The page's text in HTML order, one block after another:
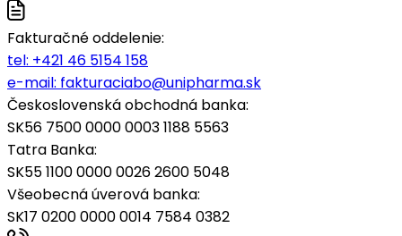
Fakturačné oddelenie:
tel: +421 46 5154 158
e-mail: fakturaciabo@unipharma.sk
Československá obchodná banka:
SK56 7500 0000 0003 1188 5563
Tatra Banka:
SK55 1100 0000 0026 2600 5048
Všeobecná úverová banka:
SK17 0200 0000 0014 7584 0382